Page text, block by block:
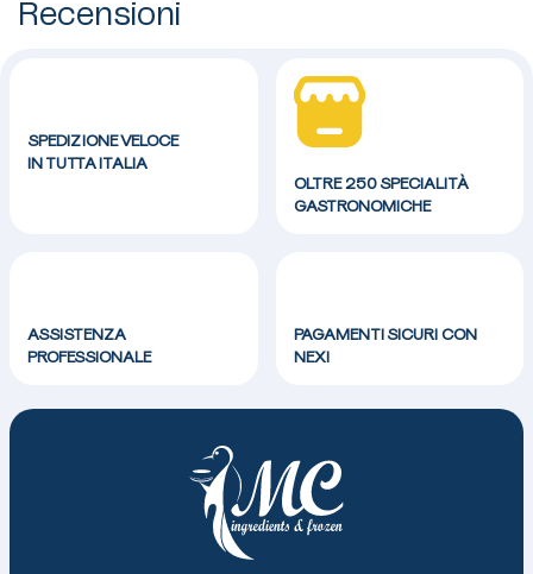
Recensioni
SPEDIZIONE VELOCE
IN TUTTA ITALIA
OLTRE 250 SPECIALITÀ
GASTRONOMICHE
ASSISTENZA
PROFESSIONALE
PAGAMENTI SICURI CON
NEXI